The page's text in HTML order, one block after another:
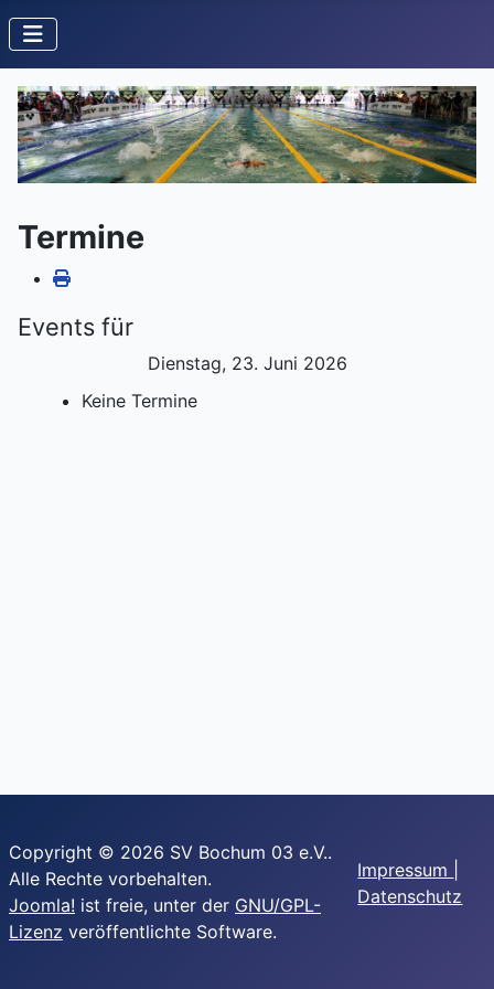
Termine
Events für
Dienstag, 23. Juni 2026
Keine Termine
Copyright © 2026 SV Bochum 03 e.V..
Alle Rechte vorbehalten.
Joomla! ist freie, unter der GNU/GPL-
Lizenz veröffentlichte Software.
Impressum
Datenschutz